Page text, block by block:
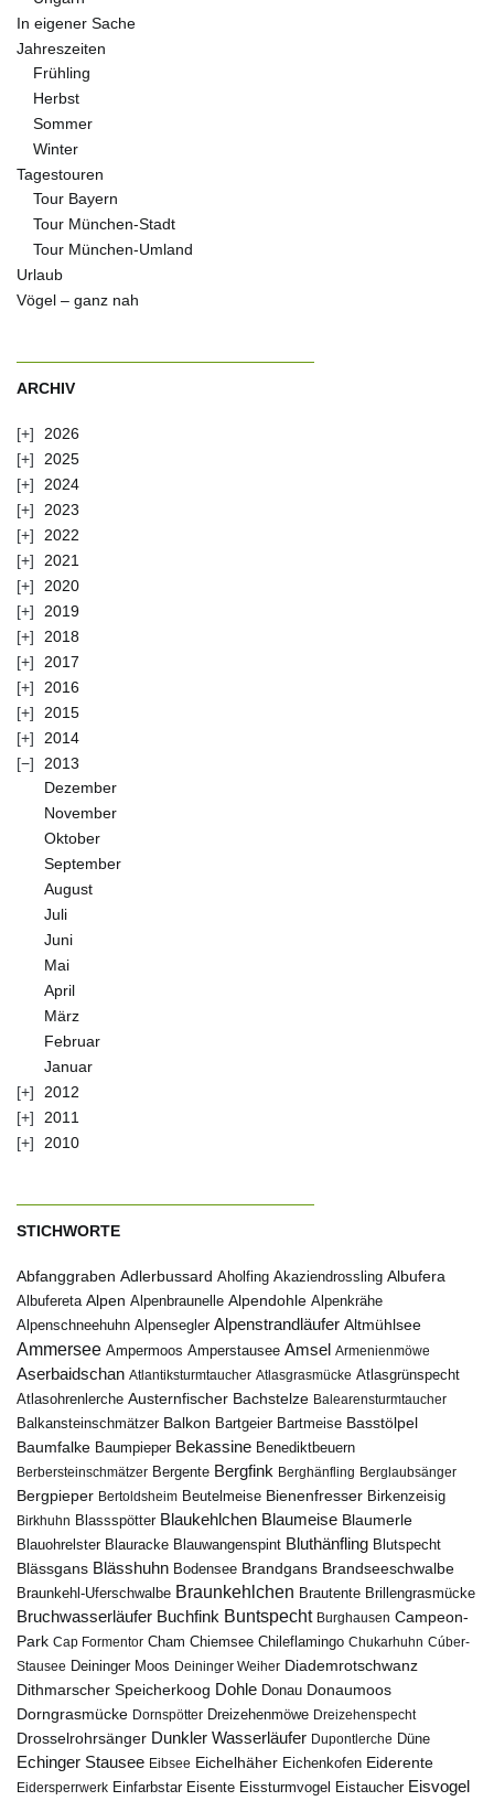
In eigener Sache
Jahreszeiten
Frühling
Herbst
Sommer
Winter
Tagestouren
Tour Bayern
Tour München-Stadt
Tour München-Umland
Urlaub
Vögel – ganz nah
ARCHIV
2026
2025
2024
2023
2022
2021
2020
2019
2018
2017
2016
2015
2014
2013
Dezember
November
Oktober
September
August
Juli
Juni
Mai
April
März
Februar
Januar
2012
2011
2010
STICHWORTE
Abfanggraben Adlerbussard Aholfing Akaziendrossling Albufera
Albufereta Alpen Alpenbraunelle Alpendohle Alpenkrähe
Alpenschneehuhn Alpensegler Alpenstrandläufer Altmühlsee
Ammersee Ampermoos Amperstausee Amsel Armenienmöwe
Aserbaidschan Atlantiksturmtaucher Atlasgrasmücke Atlasgrünspecht
Atlasohrenlerche Austernfischer Bachstelze Balearensturmtaucher
Balkansteinschmätzer Balkon Bartgeier Bartmeise Basstölpel
Baumfalke Baumpieper Bekassine Benediktbeuern
Berbersteinschmätzer Bergente Bergfink Berghänfling Berglaubsänger
Bergpieper Bertoldsheim Beutelmeise Bienenfresser Birkenzeisig
Birkhuhn Blassspötter Blaukehlchen Blaumeise Blaumerle
Blauohrelster Blauracke Blauwangenspint Bluthänfling Blutspecht
Blässgans Blässhuhn Bodensee Brandgans Brandseeschwalbe
Braunkehl-Uferschwalbe Braunkehlchen Brautente Brillengrasmücke
Bruchwasserläufer Buchfink Buntspecht Burghausen Campeon-
Park Cap Formentor Cham Chiemsee Chileflamingo Chukarhuhn Cúber-
Stausee Deininger Moos Deininger Weiher Diademrotschwanz
Dithmarscher Speicherkoog Dohle Donau Donaumoos
Dorngrasmücke Dornspötter Dreizehenmöwe Dreizehenspecht
Drosselrohrsänger Dunkler Wasserläufer Dupontlerche Düne
Echinger Stausee Eibsee Eichelhäher Eichenkofen Eiderente
Eidersperrwerk Einfarbstar Eisente Eissturmvogel Eistaucher Eisvogel